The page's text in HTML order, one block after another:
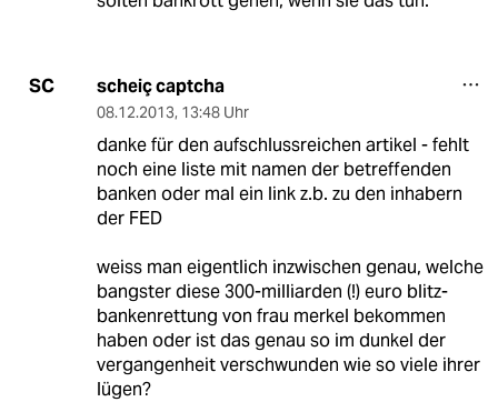
SC scheiç captcha
08.12.2013, 13:48 Uhr
danke für den aufschlussreichen artikel - fehlt
noch eine liste mit namen der betreffenden
banken oder mal ein link z.b. zu den inhabern
der FED
weiss man eigentlich inzwischen genau, welche
bangster diese 300-milliarden (!) euro blitz-
bankenrettung von frau merkel bekommen
haben oder ist das genau so im dunkel der
vergangenheit verschwunden wie so viele ihrer
lügen?